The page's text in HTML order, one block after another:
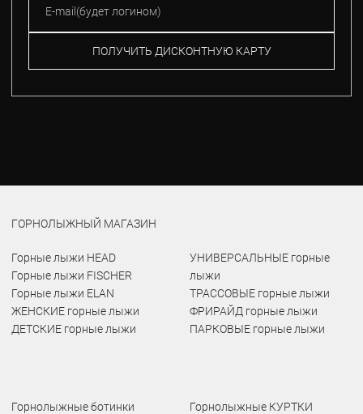
ПОЛУЧИТЬ ДИСКОНТНУЮ КАРТУ
ГОРНОЛЫЖНЫЙ МАГАЗИН
Горные лыжи HEAD
Горные лыжи FISCHER
Горные лыжи ELAN
ЖЕНСКИЕ горные лыжи
ДЕТСКИЕ горные лыжи
УНИВЕРСАЛЬНЫЕ горные
лыжи
ТРАССОВЫЕ горные лыжи
ФРИРАЙД горные лыжи
ПАРКОВЫЕ горные лыжи
Горнолыжные ботинки
Горнолыжные КУРТКИ